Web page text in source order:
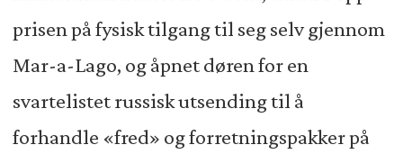
prisen på fysisk tilgang til seg selv gjennom
Mar-a-Lago, og åpnet døren for en
svartelistet russisk utsending til å
forhandle «fred» og forretningspakker på